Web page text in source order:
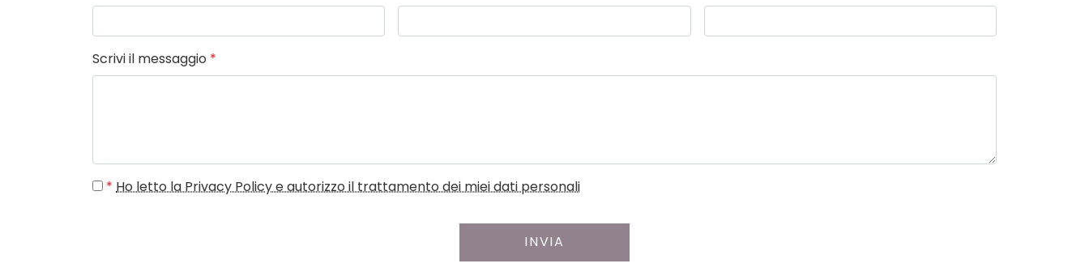
Scrivi il messaggio *
* Ho letto la Privacy Policy e autorizzo il trattamento dei miei dati personali
INVIA